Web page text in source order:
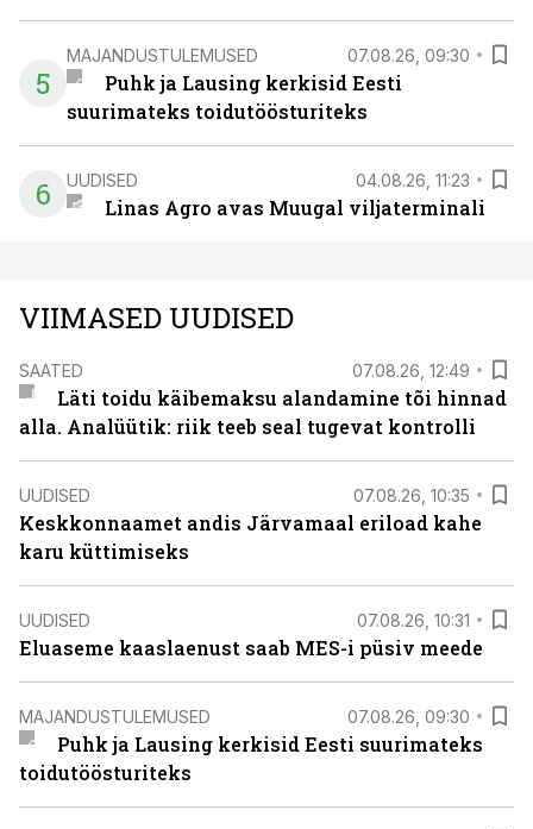
5
MAJANDUSTULEMUSED 07.08.26, 09:30
Puhk ja Lausing kerkisid Eesti
suurimateks toidutöösturiteks
6 UUDISED 04.08.26, 11:23
Linas Agro avas Muugal viljaterminali
VIIMASED UUDISED
SAATED 07.08.26, 12:49
Läti toidu käibemaksu alandamine tõi hinnad
alla. Analüütik: riik teeb seal tugevat kontrolli
UUDISED 07.08.26, 10:35
Keskkonnaamet andis Järvamaal eriload kahe
karu küttimiseks
UUDISED 07.08.26, 10:31
Eluaseme kaaslaenust saab MES-i püsiv meede
MAJANDUSTULEMUSED 07.08.26, 09:30
Puhk ja Lausing kerkisid Eesti suurimateks
toidutöösturiteks